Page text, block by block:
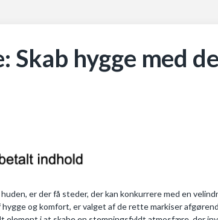
Skab hygge med
er der få steder, der kan konkurrere med en
og komfort, er valget af de rette markiser